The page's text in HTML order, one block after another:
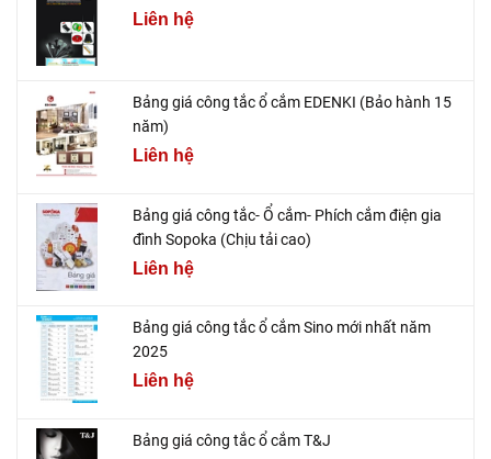
Liên hệ
Bảng giá công tắc ổ cắm EDENKI (Bảo hành 15
năm)
Liên hệ
Bảng giá công tắc- Ổ cắm- Phích cắm điện gia
đình Sopoka (Chịu tải cao)
Liên hệ
Bảng giá công tắc ổ cắm Sino mới nhất năm
2025
Liên hệ
Bảng giá công tắc ổ cắm T&J